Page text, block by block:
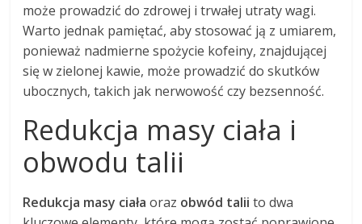
może prowadzić do zdrowej i trwałej utraty wagi.
Warto jednak pamiętać, aby stosować ją z umiarem,
ponieważ nadmierne spożycie kofeiny, znajdującej
się w zielonej kawie, może prowadzić do skutków
ubocznych, takich jak nerwowość czy bezsenność.
Redukcja masy ciała i
obwodu talii
Redukcja masy ciała oraz obwód talii to dwa